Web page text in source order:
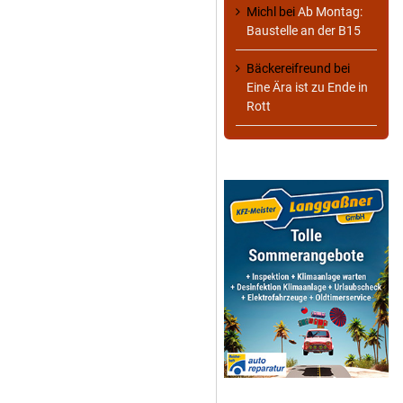
Michl beiAb Montag:
Baustelle an der B15
Bäckereifreund bei
Eine Ära ist zu Ende in
Rott